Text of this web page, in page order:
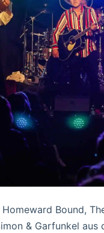
Bound,
& Garfunkel